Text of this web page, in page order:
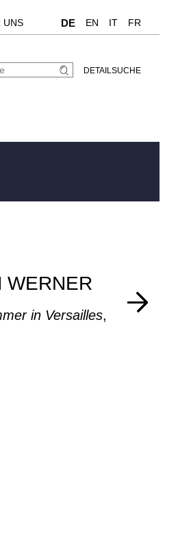
UNS DE EN IT FR
DETAILSUCHE
WERNER
in Versailles,